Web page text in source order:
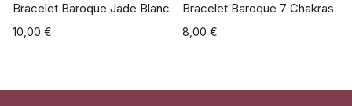
Bracelet Baroque Jade Blanc
10,00 €
Bracelet Baroque 7 Chakras
8,00 €